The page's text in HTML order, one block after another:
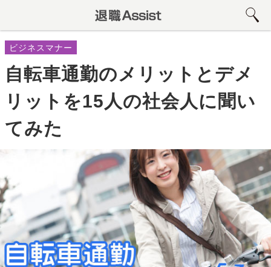
ビジネスマナー
自転車通勤のメリットとデメ
リットを15人の社会人に聞い
てみた